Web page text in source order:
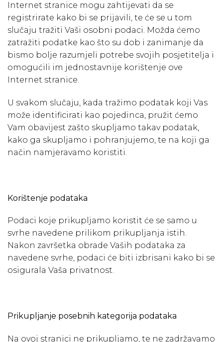
Internet stranice mogu zahtijevati da se
registrirate kako bi se prijavili, te će se u tom
slučaju tražiti Vaši osobni podaci. Možda ćemo
zatražiti podatke kao što su dob i zanimanje da
bismo bolje razumjeli potrebe svojih posjetitelja i
omogućili im jednostavnije korištenje ove
Internet stranice.
U svakom slučaju, kada tražimo podatak koji Vas
može identificirati kao pojedinca, pružit ćemo
Vam obavijest zašto skupljamo takav podatak,
kako ga skupljamo i pohranjujemo, te na koji ga
način namjeravamo koristiti.
Korištenje podataka
Podaci koje prikupljamo koristit će se samo u
svrhe navedene prilikom prikupljanja istih.
Nakon završetka obrade Vaših podataka za
navedene svrhe, podaci će biti izbrisani kako bi se
osigurala Vaša privatnost.
Prikupljanje posebnih kategorija podataka
Na ovoj stranici ne prikupljamo, te ne zadržavamo